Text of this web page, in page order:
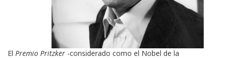
El Premio Pritzker -considerado como el Nobel de la